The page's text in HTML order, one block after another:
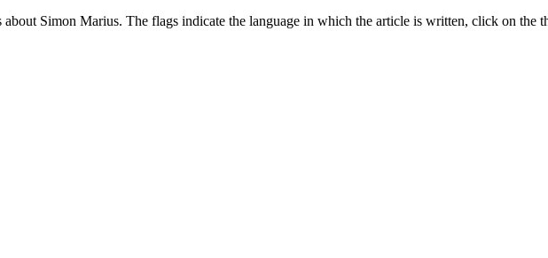
about Simon Marius. The flags indicate the language in which the article is written, click on the